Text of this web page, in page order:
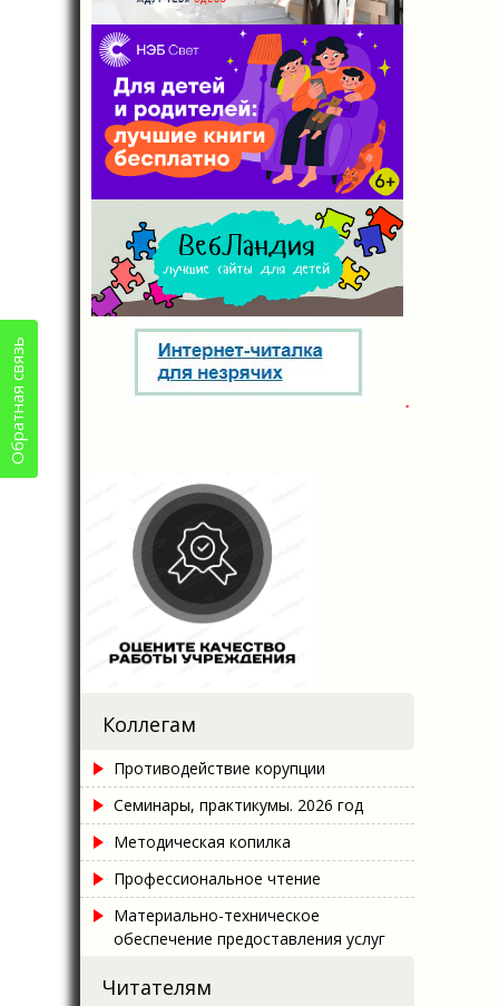
Коллегам
Противодействие корупции
Семинары, практикумы. 2026 год
Методическая копилка
Профессиональное чтение
Материально-техническое
обеспечение предоставления услуг
Читателям
Обратная связь